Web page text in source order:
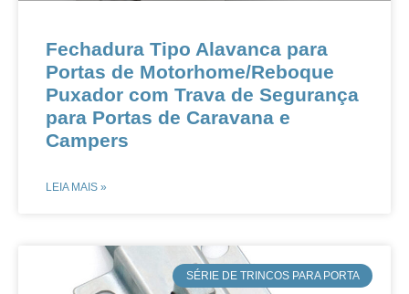
Fechadura Tipo Alavanca para
Portas de Motorhome/Reboque​​​​
Puxador com Trava de Segurança
para Portas de Caravana e
Campers​​
LEIA MAIS »
​SÉRIE DE TRINCOS PARA PORTA